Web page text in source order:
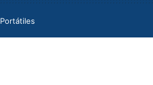
Portátiles